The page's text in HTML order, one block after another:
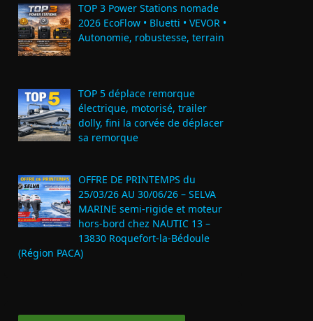
TOP 3 Power Stations nomade
2026 EcoFlow • Bluetti • VEVOR •
Autonomie, robustesse, terrain
TOP 5 déplace remorque
électrique, motorisé, trailer
dolly, fini la corvée de déplacer
sa remorque
OFFRE DE PRINTEMPS du
25/03/26 AU 30/06/26 – SELVA
MARINE semi-rigide et moteur
hors-bord chez NAUTIC 13 –
13830 Roquefort‑la‑Bédoule
(Région PACA)